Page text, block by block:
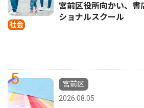
社会
宮前区役所向かい、書
ショナルスクール
5
宮前区
2026.08.05